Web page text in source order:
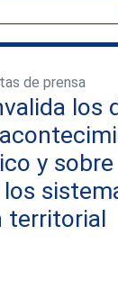
de prensa
los
y sobre
territorial